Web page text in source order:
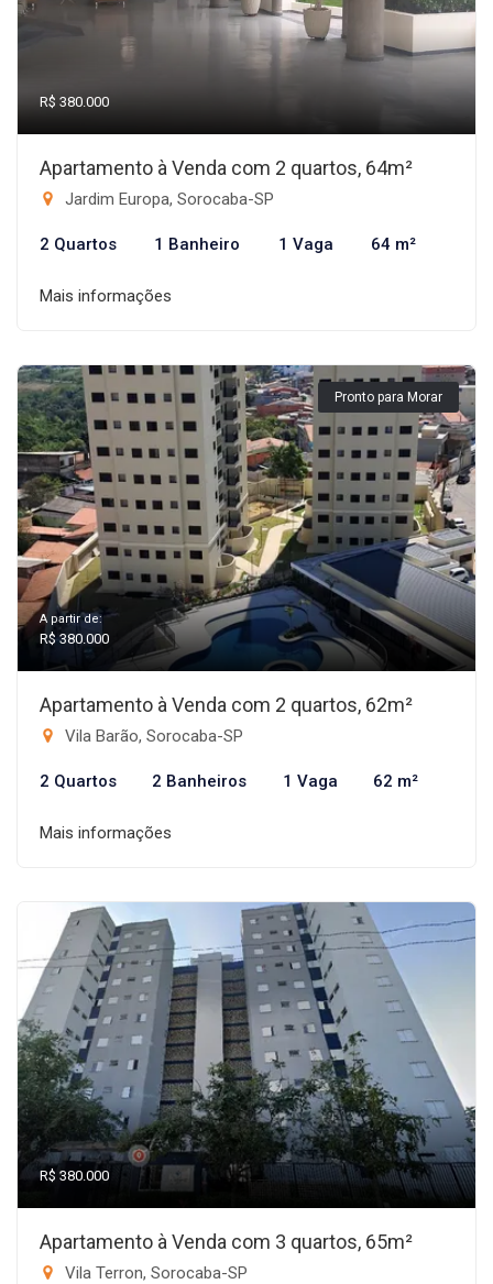
R$ 380.000
Apartamento à Venda com 2 quartos, 64m²
Jardim Europa, Sorocaba-SP
2 Quartos 1 Banheiro 1 Vaga 64 m²
Mais informações
Pronto para Morar
A partir de:
R$ 380.000
Apartamento à Venda com 2 quartos, 62m²
Vila Barão, Sorocaba-SP
2 Quartos 2 Banheiros 1 Vaga 62 m²
Mais informações
R$ 380.000
Apartamento à Venda com 3 quartos, 65m²
Vila Terron, Sorocaba-SP